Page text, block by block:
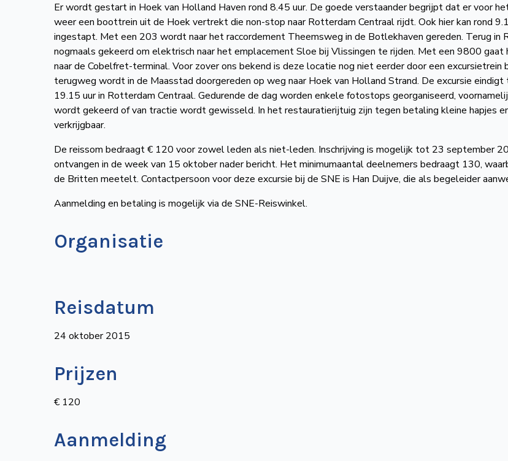
Er wordt gestart in Hoek van Holland Haven rond 8.45 uur. De goede verstaander begrijpt dat er voor
weer een boottrein uit de Hoek vertrekt die non-stop naar Rotterdam Centraal rijdt. Ook hier kan rond
ingestapt. Met een 203 wordt naar het raccordement Theemsweg in de Botlekhaven gereden. Terug in
nogmaals gekeerd om elektrisch naar het emplacement Sloe bij Vlissingen te rijden. Met een 9800 gaat
naar de Cobelfret-terminal. Voor zover ons bekend is deze locatie nog niet eerder door een excursietrein
terugweg wordt in de Maasstad doorgereden op weg naar Hoek van Holland Strand. De excursie
19.15 uur in Rotterdam Centraal. Gedurende de dag worden enkele fotostops georganiseerd,
wordt gekeerd of van tractie wordt gewisseld. In het restauratierijtuig zijn tegen betaling kleine hapjes
verkrijgbaar.
De reissom bedraagt € 120 voor zowel leden als niet-leden. Inschrijving is mogelijk tot 23 september
ontvangen in de week van 15 oktober nader bericht. Het minimumaantal deelnemers bedraagt 130,
de Britten meetelt. Contactpersoon voor deze excursie bij de SNE is Han Duijve, die als begeleider
Aanmelding en betaling is mogelijk via de SNE-Reiswinkel.
Organisatie
Reisdatum
24 oktober 2015
Prijzen
€ 120
Aanmelding